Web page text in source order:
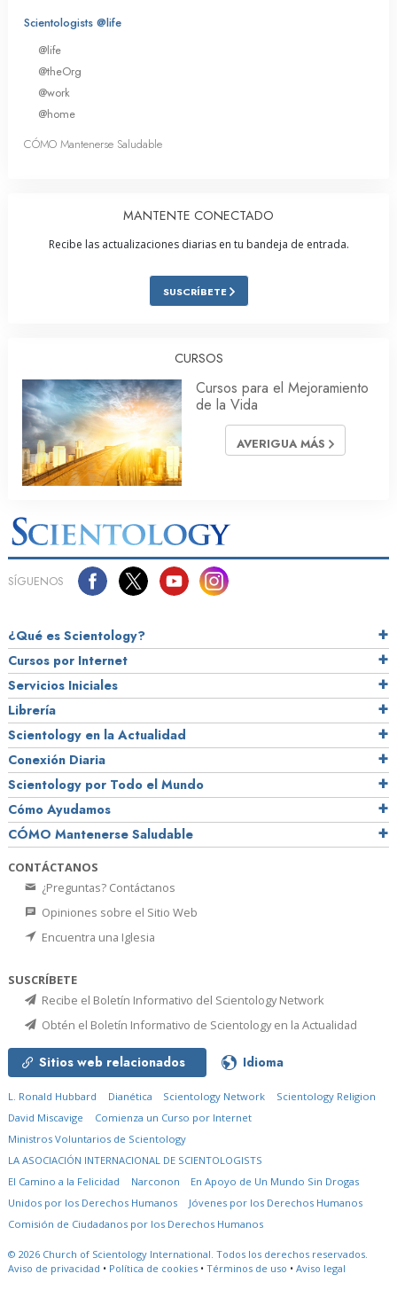
Scientologists @life
@life
@theOrg
@work
@home
CÓMO Mantenerse Saludable
MANTENTE CONECTADO
Recibe las actualizaciones diarias en tu bandeja de entrada.
SUSCRÍBETE
CURSOS
Cursos para el Mejoramiento
de la Vida
AVERIGUA MÁS
SÍGUENOS
¿Qué es Scientology?
Cursos por Internet
Servicios Iniciales
Librería
Scientology en la Actualidad
Conexión Diaria
Scientology por Todo el Mundo
Cómo Ayudamos
CÓMO Mantenerse Saludable
CONTÁCTANOS
¿Preguntas? Contáctanos
Opiniones sobre el Sitio Web
Encuentra una Iglesia
SUSCRÍBETE
Recibe el Boletín Informativo del Scientology Network
Obtén el Boletín Informativo de Scientology en la Actualidad
Sitios web relacionados Idioma
L. Ronald Hubbard Dianética Scientology Network
Scientology Religion
David Miscavige
Comienza un Curso por Internet
Ministros Voluntarios de Scientology
LA ASOCIACIÓN INTERNACIONAL DE SCIENTOLOGISTS
El Camino a la Felicidad
Narconon
En Apoyo de Un Mundo Sin Drogas
Unidos por los Derechos Humanos
Jóvenes por los Derechos Humanos
Comisión de Ciudadanos por los Derechos Humanos
© 2026 Church of Scientology International. Todos los derechos reservados.
Aviso de privacidad • Política de cookies • Términos de uso • Aviso legal